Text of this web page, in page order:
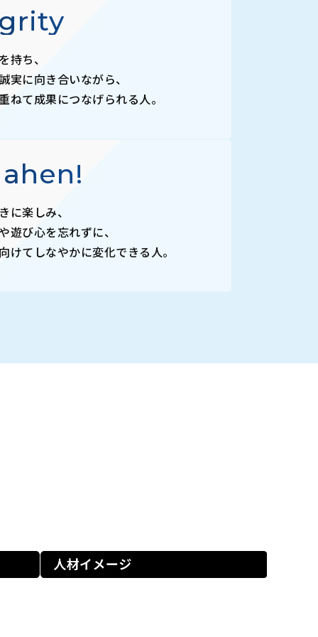
持ち、
実に向き合いながら、
ねて成果につなげられる人。
に楽しみ、
遊び心を忘れずに、
けてしなやかに変化できる人。